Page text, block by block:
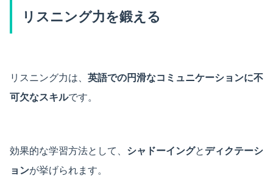
リスニング力を鍛える
リスニング力は、 英語での円滑なコミュニケーションに不
可欠なスキルです。
効果的な学習方法として、 シャドーイングと ディクテーシ
ョンが挙げられます。